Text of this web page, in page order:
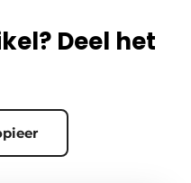
Deel het